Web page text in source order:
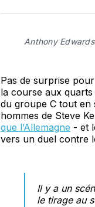
Anthony
Pas de surprise
la course aux
du groupe C tout en
hommes de Steve
que l’Allemagne - et
vers un duel contre
Il y a un
le tirage au